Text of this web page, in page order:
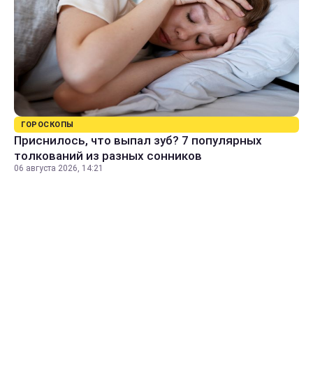
ГОРОСКОПЫ
Приснилось, что выпал зуб? 7 популярных
толкований из разных сонников
06 августа 2026, 14:21